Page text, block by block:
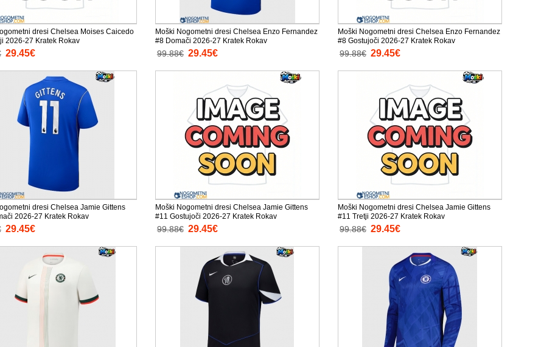
dresi Chelsea Moises Caicedo
2026-27 Kratek Rokav
29.45€
Moški Nogometni dresi Chelsea Enzo Fernandez
#8 Domači 2026-27 Kratek Rokav
99.88€ 29.45€
Moški Nogometni dresi Chelsea Enzo Fernandez
#8 Gostujoči 2026-27 Kratek Rokav
99.88€ 29.45€
dresi Chelsea Jamie Gittens
2026-27 Kratek Rokav
29.45€
Moški Nogometni dresi Chelsea Jamie Gittens
#11 Gostujoči 2026-27 Kratek Rokav
99.88€ 29.45€
Moški Nogometni dresi Chelsea Jamie Gittens
#11 Tretji 2026-27 Kratek Rokav
99.88€ 29.45€